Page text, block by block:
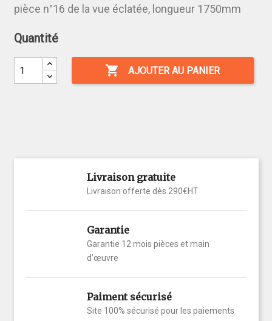
pièce n°16 de la vue éclatée, longueur 1750mm
Quantité
 AJOUTER AU PANIER
Livraison gratuite
Livraison offerte dès 290€HT
Garantie
Garantie 12 mois pièces et main
d’œuvre
Paiment sécurisé
Site 100% sécurisé pour les paiements